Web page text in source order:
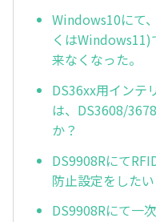
Windows10にて
くは
来なくなった。
DS36xx用インテ
は、DS3608/
か？
DS9908Rにて
防止設定をしたい
DS9908Rにて一